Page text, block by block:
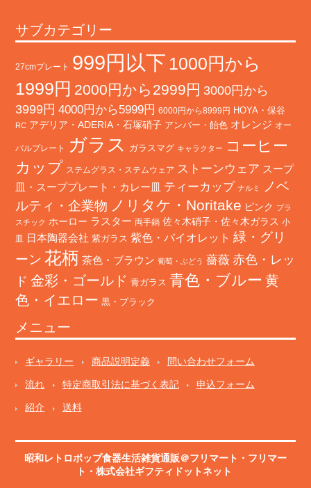
サブカテゴリー
27cmプレート 999円以下 1000円から
1999円 2000円から2999円 3000円から
3999円 4000円から5999円 6000円から8999円 HOYA・保谷
RC アデリア・ADERIA・石塚硝子 アンバー・飴色 オレンジ オー
バルプレート ガラス ガラスマグ キャラクター
コーヒー
カップ ステムグラス・ステムウェア ストーンウェア スープ
皿・スーププレート・カレー皿 ティーカップ ナルミ
ノベ
ルティ・企業物 ノリタケ・Noritake ピンク プラ
スチック ホーロー ラスター 両手鍋 佐々木硝子・佐々木ガラス 小
皿
日本陶器会社 紫ガラス 紫色・バイオレット 緑・グリ
ーン 花柄 茶色・ブラウン 葡萄・ぶどう 薔薇 赤色・レッ
ド 金彩・ゴールド 青ガラス 青色・ブルー 黄
色・イエロー 黒・ブラック
メニュー
ギャラリー 商品説明定義 問い合わせフォーム
流れ 特定商取引法に基づく表記 申込フォーム
紹介 送料
昭和レトロポップ食器生活雑貨通販＠フリマート ・ フリマー
ト ・株式会社ギフティドットネット